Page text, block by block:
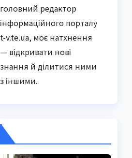
головний редактор
інформаційного порталу
t-v.te.ua, моє натхнення
— відкривати нові
знання й ділитися ними
з іншими.